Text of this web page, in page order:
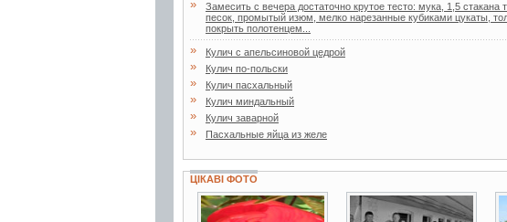
»
Замесить с вечера достаточно крутое тесто: мука, 1,5
песок, промытый изюм, мелко нарезанные кубиками цукаты,
покрыть полотенцем...
» Кулич с апельсиновой цедрой
» Кулич по-польски
» Кулич пасхальный
» Кулич миндальный
» Кулич заварной
»
Пасхальные яйца из желе
ЦІКАВІ ФОТО
6 фото 2 фото